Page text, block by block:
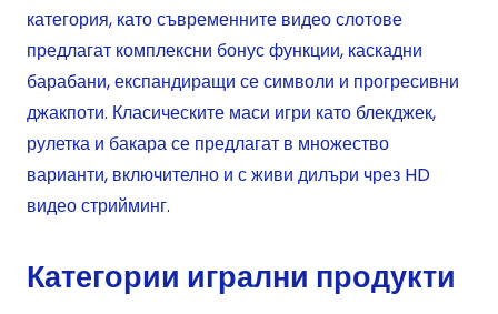
категория, като съвременните видео слотове
предлагат комплексни бонус функции, каскадни
барабани, експандиращи се символи и прогресивни
джакпоти. Класическите маси игри като блекджек,
рулетка и бакара се предлагат в множество
варианти, включително и с живи дилъри чрез HD
видео стрийминг.
Категории игрални продукти